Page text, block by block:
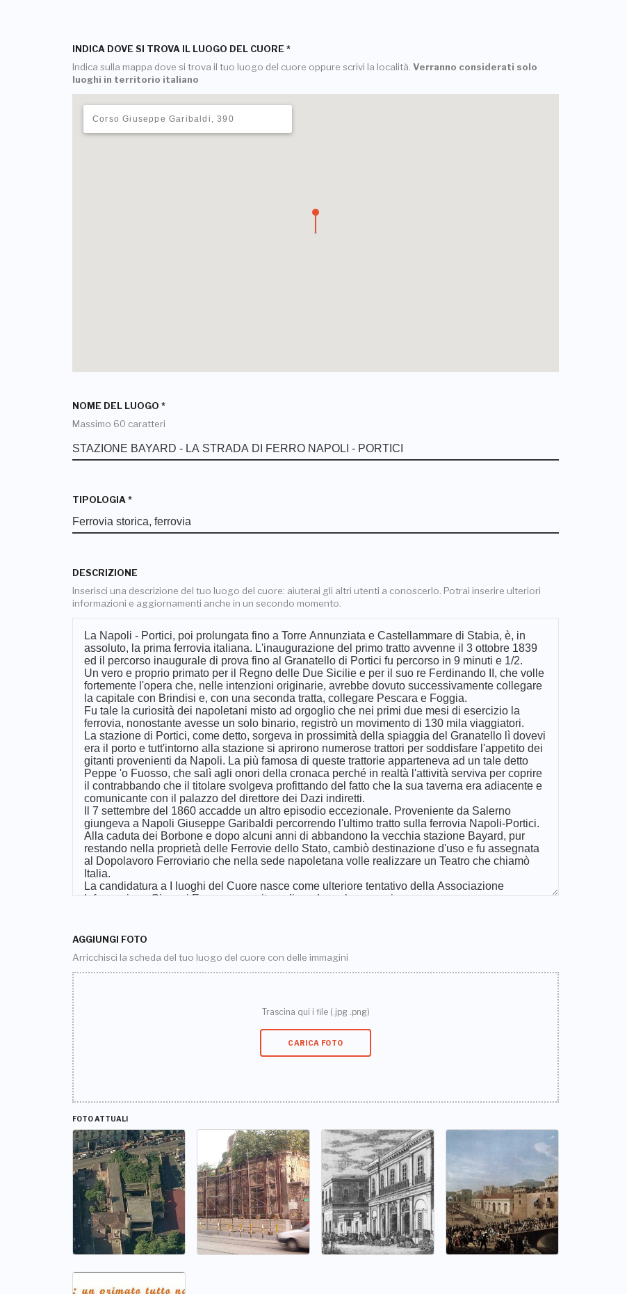
INDICA DOVE SI TROVA IL LUOGO DEL CUORE *
Indica sulla mappa dove si trova il tuo luogo del cuore oppure scrivi la località. Verranno considerati solo
luoghi in territorio italiano
NOME DEL LUOGO *
Massimo 60 caratteri
TIPOLOGIA *
DESCRIZIONE
Inserisci una descrizione del tuo luogo del cuore: aiuterai gli altri utenti a conoscerlo. Potrai inserire ulteriori
informazioni e aggiornamenti anche in un secondo momento.
AGGIUNGI FOTO
Arricchisci la scheda del tuo luogo del cuore con delle immagini
Trascina qui i file (.jpg .png)
CARICA FOTO
FOTO ATTUALI